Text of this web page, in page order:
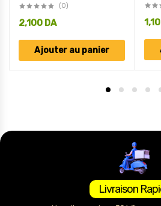
(0)
2,100 DA
Ajouter au panier
Livraison